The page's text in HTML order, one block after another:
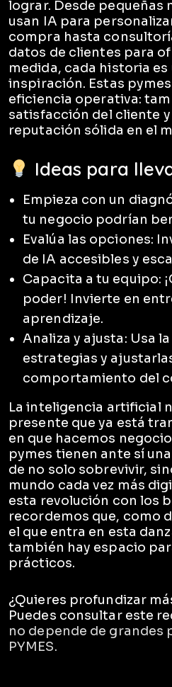
lograr. Desde pequeñas
usan IA para
compra hasta
datos de clientes para
medida, cada historia es
inspiración. Estas
eficiencia operativa:
satisfacción del cliente
reputación sólida en el
Ideas para
Empieza con un
tu negocio podrían
Evalúa las opciones:
de IA accesibles y
Capacita a tu equipo:
poder! Invierte en
aprendizaje.
Analiza y ajusta: Usa
estrategias y
comportamiento del
La inteligencia artificial
presente que ya está
en que hacemos
pymes tienen ante sí
de no solo sobrevivir,
mundo cada vez más
esta revolución con los
recordemos que, como
el que entra en esta
también hay espacio
prácticos.
¿Quieres profundizar
Puedes consultar este
no depende de grandes
PYMES.